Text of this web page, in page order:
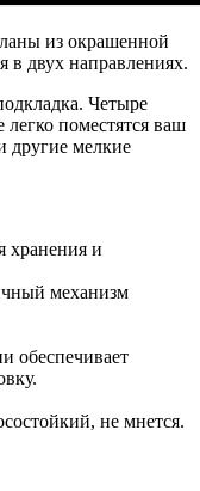
из окрашенной
в двух направлениях.
Четыре
поместятся ваш
другие мелкие
хранения и
механизм
обеспечивает
не мнется.